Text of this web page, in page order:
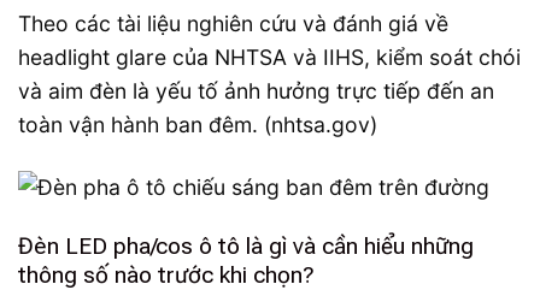
Theo các tài liệu nghiên cứu và đánh giá về
headlight glare của NHTSA và IIHS, kiểm soát chói
và aim đèn là yếu tố ảnh hưởng trực tiếp đến an
toàn vận hành ban đêm. (nhtsa.gov)
Đèn LED pha/cos ô tô là gì và cần hiểu những
thông số nào trước khi chọn?